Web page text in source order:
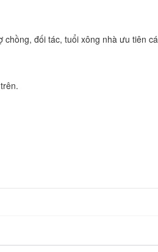
chồng, đối tác, tuổi xông nhà ưu tiên